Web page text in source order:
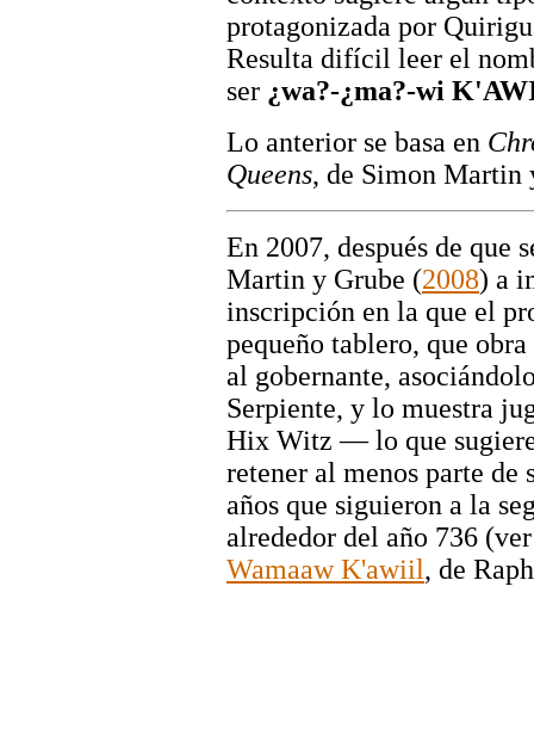
protagonizada por
Resulta difícil leer el
ser ¿wa?-¿ma?-wi
Lo anterior se basa en
Queens, de Simon
En 2007, después de que
Martin y Grube (2008) a
inscripción en la que el
pequeño tablero, que
al gobernante,
Serpiente, y lo muestra
Hix Witz — lo que
retener al menos parte de
años que siguieron a la
alrededor del año 736
Wamaaw K'awiil, de